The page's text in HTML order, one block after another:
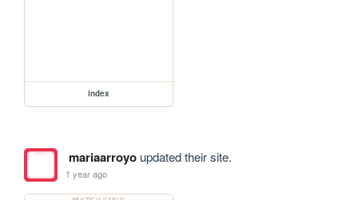
index
mariaarroyoupdated their site.
1 year ago